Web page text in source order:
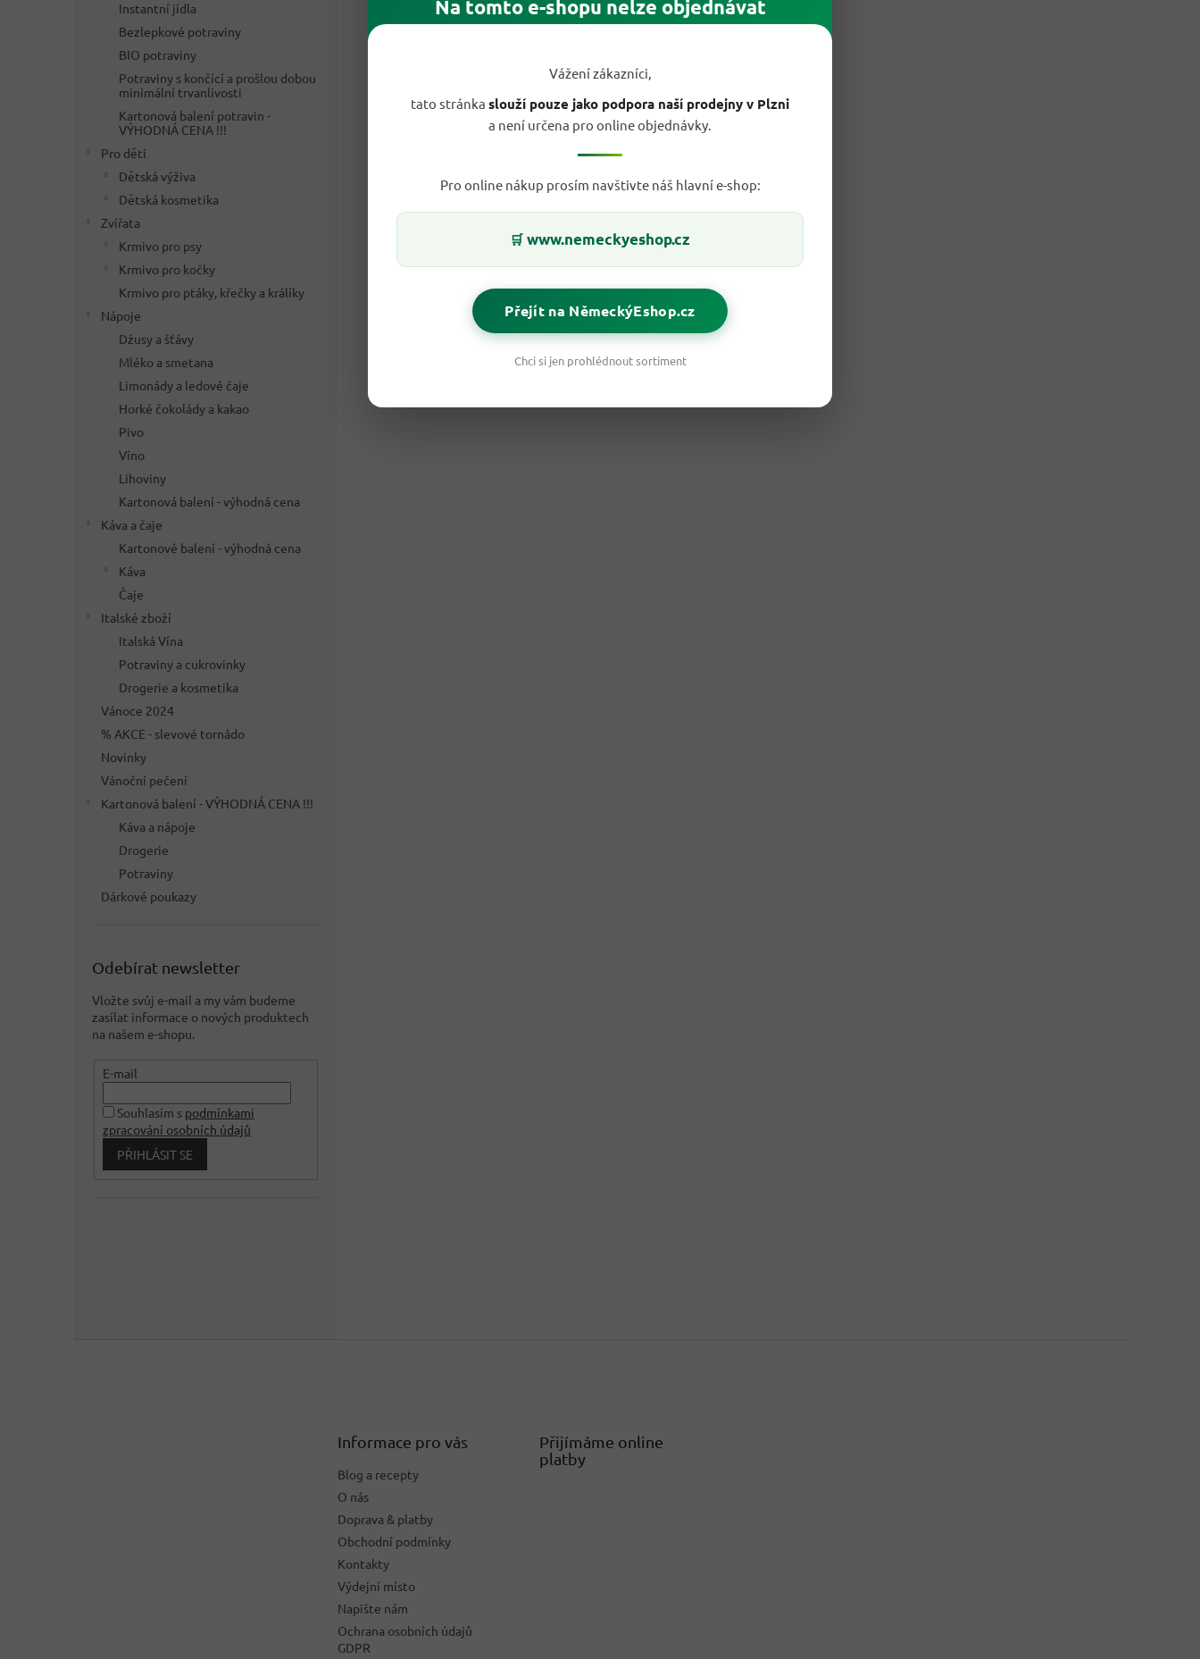
Na tomto e-shopu nelze objednávat
Vážení zákazníci,
tato stránka slouží pouze jako podpora naší prodejny v Plzni
a není určena pro online objednávky.
Pro online nákup prosím navštivte náš hlavní e-shop:
🛒 www.nemeckyeshop.cz
Přejít na NěmeckýEshop.cz
Chci si jen prohlédnout sortiment
Instantní jídla
Bezlepkové potraviny
BIO potraviny
Potraviny s končící a prošlou dobou
minimální trvanlivosti
Kartonová balení potravin -
VÝHODNÁ CENA !!!
Pro děti
Dětská výživa
Dětská kosmetika
Zvířata
Krmivo pro psy
Krmivo pro kočky
Krmivo pro ptáky, křečky a králíky
Nápoje
Džusy a šťávy
Mléko a smetana
Limonády a ledové čaje
Horké čokolády a kakao
Pivo
Víno
Lihoviny
Kartonová balení - výhodná cena
Káva a čaje
Kartonové balení - výhodná cena
Káva
Čaje
Italské zboží
Italská Vína
Potraviny a cukrovinky
Drogerie a kosmetika
Vánoce 2024
% AKCE - slevové tornádo
Novinky
Vánoční pečení
Kartonová balení - VÝHODNÁ CENA !!!
Káva a nápoje
Drogerie
Potraviny
Dárkové poukazy
Odebírat newsletter
Vložte svůj e-mail a my vám budeme
zasílat informace o nových produktech
na našem e-shopu.
E-mail
Souhlasím s podmínkami
zpracování osobních údajů
PŘIHLÁSIT SE
Informace pro vás
Blog a recepty
O nás
Doprava & platby
Obchodní podmínky
Kontakty
Výdejní místo
Napište nám
Ochrana osobních údajů
GDPR
Přijímáme online
platby